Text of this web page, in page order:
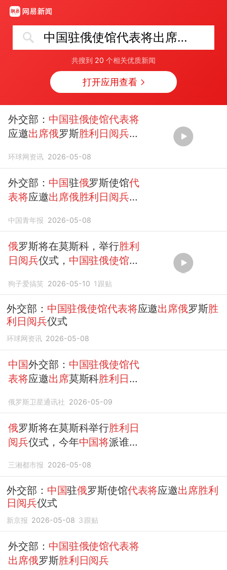
中国驻俄使馆代表将出席俄胜利日阅兵
共搜到 20 个相关优质新闻
打开应用查看
外交部： 中国驻俄使馆代表将
应邀出席俄罗斯胜利日阅兵仪
环球网资讯 2026-05-08
外交部： 中国驻俄罗斯使馆代
表将应邀出席俄胜利日阅兵仪
中国青年报 2026-05-08
俄罗斯将在莫斯科，举行胜利
日阅兵仪式， 中国驻俄使馆代
狗子爱搞笑 2026-05-10 1 跟贴
外交部： 中国驻俄使馆代表将应邀出席俄罗斯胜
利日阅兵仪式
环球网资讯 2026-05-08
中国外交部： 中国驻俄使馆代
表将应邀出席莫斯科胜利日阅
俄罗斯卫星通讯社 2026-05-09
俄罗斯将在莫斯科举行胜利日
阅兵仪式，今年中国将派谁作
国驻俄罗斯使馆 代表将
席
三湘都市报 2026-05-08
外交部： 中国驻俄罗斯使馆代表将应邀出席胜利
日阅兵仪式
新京报 2026-05-08 3 跟贴
外交部： 中国驻俄使馆代表将
出席俄罗斯胜利日阅兵